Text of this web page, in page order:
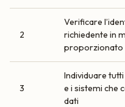
2
Verificare
richiedente in
proporzionato
3
Individuare
e i sistemi che
dati